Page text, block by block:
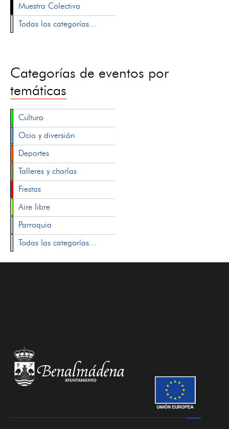
Muestra Colectiva
Todas las categorías...
Categorías de eventos por
temáticas
Cultura
Ocio y diversión
Deportes
Talleres y charlas
Fiestas
Aire libre
Parroquia
Todas las categorías...